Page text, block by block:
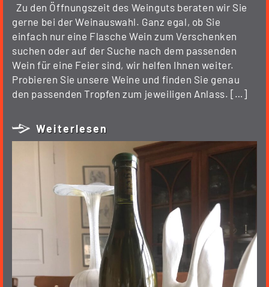
Zu den Öffnungszeit des Weinguts beraten wir Sie
gerne bei der Weinauswahl. Ganz egal, ob Sie
einfach nur eine Flasche Wein zum Verschenken
suchen oder auf der Suche nach dem passenden
Wein für eine Feier sind, wir helfen Ihnen weiter.
Probieren Sie unsere Weine und finden Sie genau
den passenden Tropfen zum jeweiligen Anlass. […]
Weiterlesen